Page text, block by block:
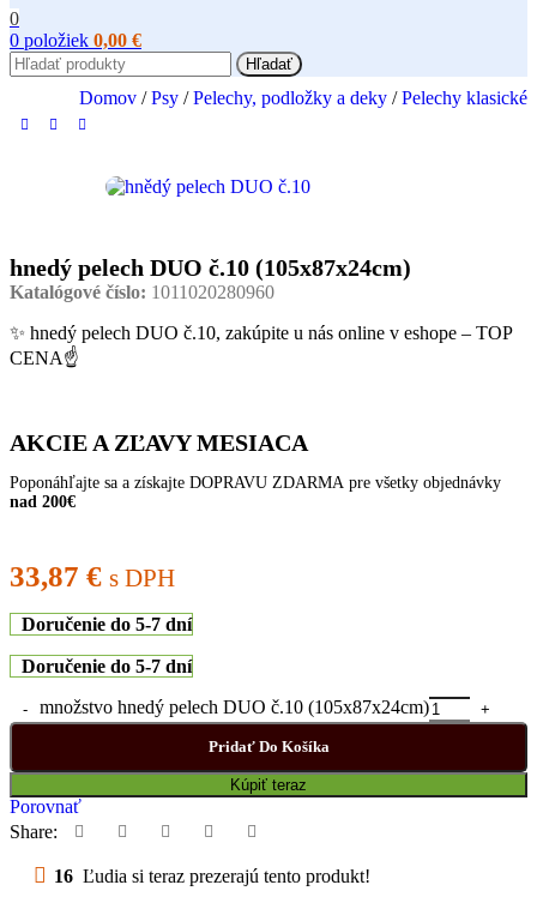
0
0 položiek 0,00 €
Hľadať
Domov / Psy / Pelechy, podložky a deky / Pelechy klasické
hnedý pelech DUO č.10 (105x87x24cm)
Katalógové číslo: 1011020280960
✨ hnedý pelech DUO č.10, zakúpite u nás online v eshope – TOP
CENA☝
AKCIE A ZĽAVY MESIACA
Poponáhľajte sa a získajte DOPRAVU ZDARMA pre všetky objednávky
nad 200€
33,87 € s DPH
Doručenie do 5-7 dní
Doručenie do 5-7 dní
množstvo hnedý pelech DUO č.10 (105x87x24cm)
Pridať Do Košíka
Kúpiť teraz
Porovnať
Share:
16 Ľudia si teraz prezerajú tento produkt!